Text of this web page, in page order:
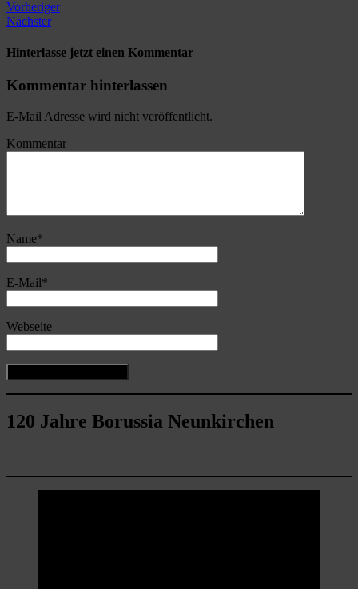
Vorheriger
Nächster
Hinterlasse jetzt einen Kommentar
Kommentar hinterlassen
E-Mail Adresse wird nicht veröffentlicht.
Kommentar
Name*
E-Mail*
Webseite
120 Jahre Borussia Neunkirchen